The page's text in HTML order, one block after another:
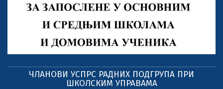
ЧЛАНОВИ УСПРС РАДНИХ ПОДГРУПА ПРИ
ШКОЛСКИМ УПРАВАМА